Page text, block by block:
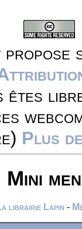
êtes
Plus
Mini
librairie Lapin -